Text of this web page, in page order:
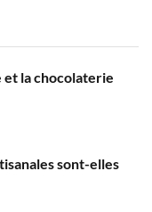
et la chocolaterie
sont-elles